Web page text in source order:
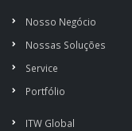
Nosso Negócio
Nossas Soluções
Service
Portfólio
ITW Global